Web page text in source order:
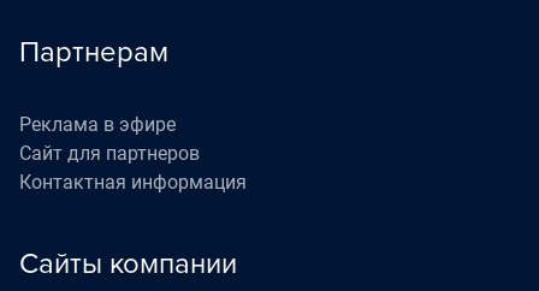
Партнерам
Реклама в эфире
Сайт для партнеров
Контактная информация
Сайты компании